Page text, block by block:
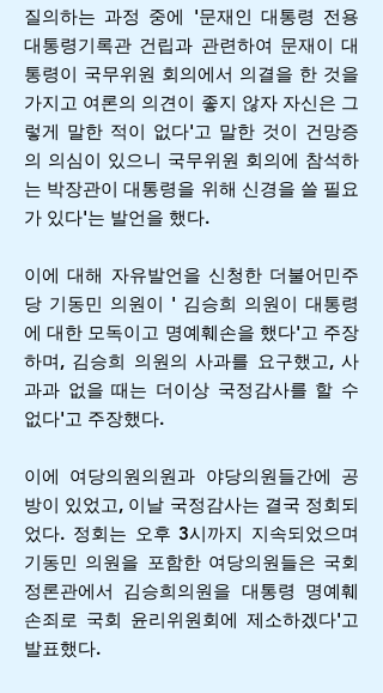
질의하는 과정 중에 '문재인 대통령 전용
대통령기록관 건립과 관련하여 문재이 대
통령이 국무위원 회의에서 의결을 한 것을
가지고 여론의 의견이 좋지 않자 자신은 그
렇게 말한 적이 없다'고 말한 것이 건망증
의 의심이 있으니 국무위원 회의에 참석하
는 박장관이 대통령을 위해 신경을 쓸 필요
가 있다'는 발언을 했다.
이에 대해 자유발언을 신청한 더불어민주
당 기동민 의원이 ' 김승희 의원이 대통령
에 대한 모독이고 명예훼손을 했다'고 주장
하며, 김승희 의원의 사과를 요구했고, 사
과과 없을 때는 더이상 국정감사를 할 수
없다'고 주장했다.
이에 여당의원의원과 야당의원들간에 공
방이 있었고, 이날 국정감사는 결국 정회되
었다. 정회는 오후 3시까지 지속되었으며
기동민 의원을 포함한 여당의원들은 국회
정론관에서 김승희의원을 대통령 명예훼
손죄로 국회 윤리위원회에 제소하겠다'고
발표했다.